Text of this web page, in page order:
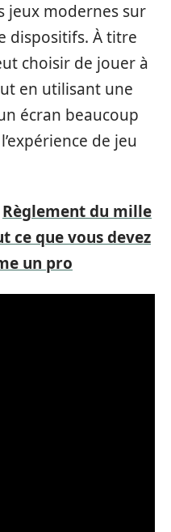
jeux modernes sur
dispositifs. À titre
choisir de jouer à
en utilisant une
écran beaucoup
de jeu
Règlement du mille
ce que vous devez
un pro